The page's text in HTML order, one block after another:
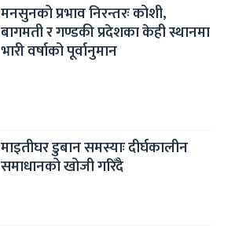
मनसुनको प्रभाव निरन्तरः कोशी,
बागमती र गण्डकी प्रदेशका केही स्थानमा
भारी वर्षाको पूर्वानुमान
माइतीघर डुबान समस्याः दीर्घकालीन
समाधानको खोजी गरिँदै